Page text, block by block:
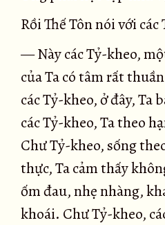
Rồi Thế Tôn nói với
— Này các Tỷ-kheo,
của Ta có tâm rất
các Tỷ-kheo, ở đây, Ta
các Tỷ-kheo, Ta theo
Chư Tỷ-kheo, sống
thực, Ta cảm thấy
ốm đau, nhẹ nhàng,
khoái. Chư Tỷ-kheo,